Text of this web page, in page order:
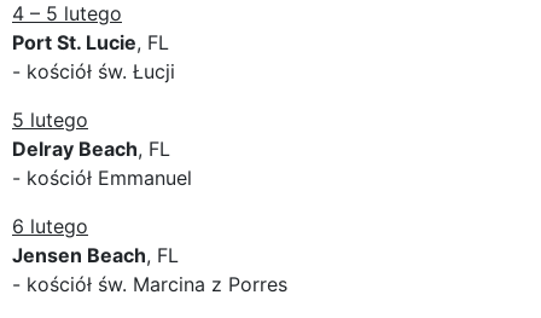
4 – 5 lutego
Port St. Lucie, FL
- kościół św. Łucji
5 lutego
Delray Beach, FL
- kościół Emmanuel
6 lutego
Jensen Beach, FL
- kościół św. Marcina z Porres